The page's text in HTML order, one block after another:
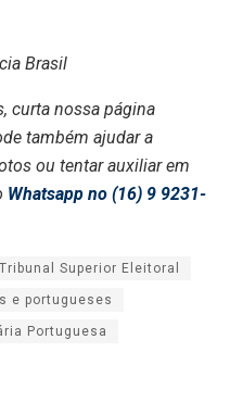
Brasil
curta nossa página
também ajudar a
ou tentar auxiliar em
Whatsapp no (16) 9 9231-
Superior Eleitoral
e portugueses
Portuguesa